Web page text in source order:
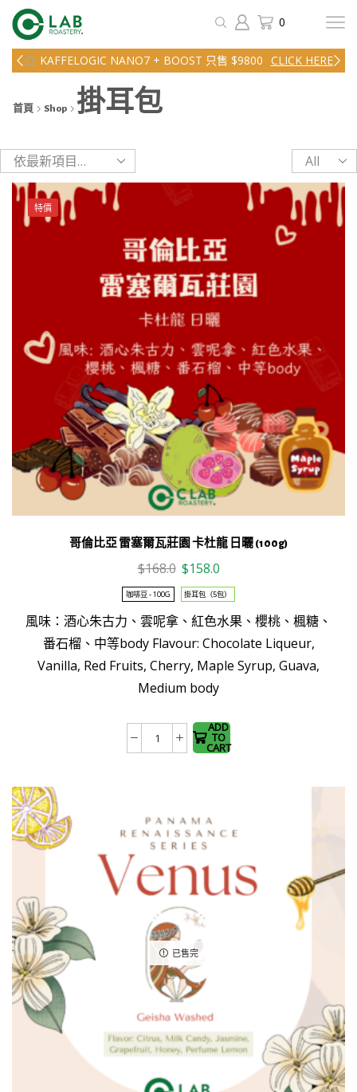
0
KAFFELOGIC NANO7 + BOOST 只售 $9800 CLICK HERE
首頁 Shop 掛耳包
Products
per
page
特價
哥倫比亞 雷塞爾瓦莊園 卡杜龍 日曬 (100g)
$168.0 Original
price
was:
$168.0.
$158.0Current
price
is:
$158.0.
咖啡豆 - 100G 掛耳包（5包）
風味：酒心朱古力、雲呢拿、紅色水果、櫻桃、楓糖、
番石榴、中等body Flavour: Chocolate Liqueur,
Vanilla, Red Fruits, Cherry, Maple Syrup, Guava,
Medium body
哥
雷
塞
爾
瓦
莊
園
卡
杜
龍
日
曬
(100g)
數
ADD
TO
CART
This
product
has
multiple
The
options
product
page
已售完